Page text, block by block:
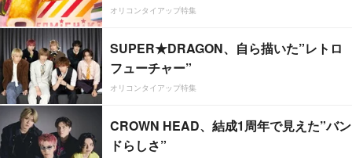
オリコンタイアップ特集
SUPER★DRAGON、自ら描いた”レトロ
フューチャー”
オリコンタイアップ特集
CROWN HEAD、結成1周年で見えた”バン
ドらしさ”